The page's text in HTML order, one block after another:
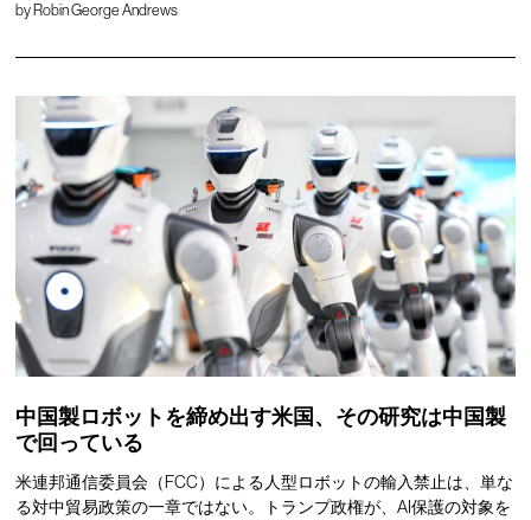
by Robin George Andrews
中国製ロボットを締め出す米国、その研究は中国製
で回っている
米連邦通信委員会（FCC）による人型ロボットの輸入禁止は、単な
る対中貿易政策の一章ではない。トランプ政権が、AI保護の対象を